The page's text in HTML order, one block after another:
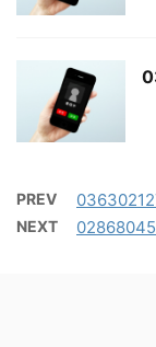
PREV
NEXT